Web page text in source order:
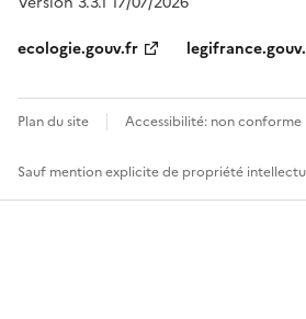
ecologie.gouv.fr
Plan du site Accessibilité: non conforme
Sauf mention explicite de propriété